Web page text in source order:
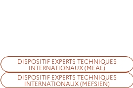
DISPOSITIF EXPERTS TECHNIQUES
INTERNATIONAUX (MEAE)
DISPOSITIF EXPERTS TECHNIQUES
INTERNATIONAUX (MEFSIEN)